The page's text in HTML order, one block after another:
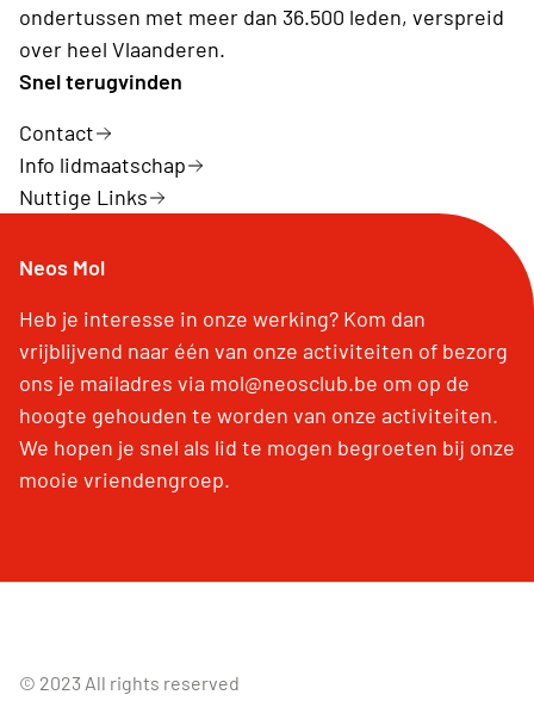
ondertussen met meer dan 36.500 leden, verspreid
over heel Vlaanderen.
Snel terugvinden
Contact
Info lidmaatschap
Nuttige Links
Neos Mol
Heb je interesse in onze werking? Kom dan
vrijblijvend naar één van onze activiteiten of bezorg
ons je mailadres via mol@neosclub.be om op de
hoogte gehouden te worden van onze activiteiten.
We hopen je snel als lid te mogen begroeten bij onze
mooie vriendengroep.
© 2023 All rights reserved